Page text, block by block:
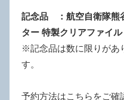
記念品 ：航空自衛隊熊
ター 特製クリアファイル
※記念品は数に限りがあ
す。
予約方法はこちらをご確